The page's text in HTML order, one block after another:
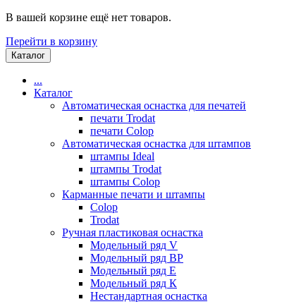
В вашей корзине ещё нет товаров.
Перейти в корзину
Каталог
...
Каталог
Автоматическая оснастка для печатей
печати Trodat
печати Colop
Автоматическая оснастка для штампов
штампы Ideal
штампы Trodat
штампы Colop
Карманные печати и штампы
Colop
Trodat
Ручная пластиковая оснастка
Модельный ряд V
Модельный ряд ВР
Модельный ряд Е
Модельный ряд К
Нестандартная оснастка